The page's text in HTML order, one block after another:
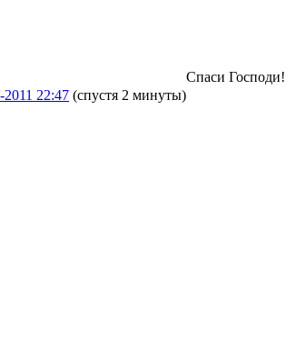
22:47 (спустя 2 минуты)
Спаси Господи!